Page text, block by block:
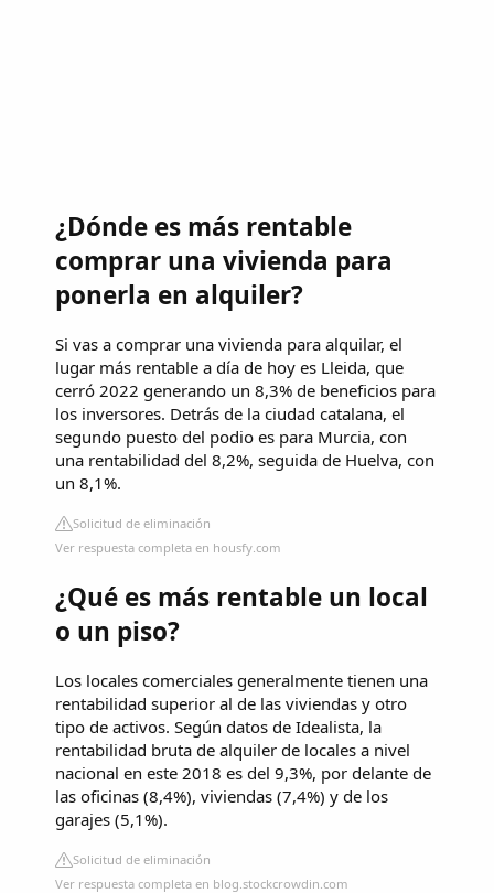
¿Dónde es más rentable
comprar una vivienda para
ponerla en alquiler?
Si vas a comprar una vivienda para alquilar, el
lugar más rentable a día de hoy es Lleida, que
cerró 2022 generando un 8,3% de beneficios para
los inversores. Detrás de la ciudad catalana, el
segundo puesto del podio es para Murcia, con
una rentabilidad del 8,2%, seguida de Huelva, con
un 8,1%.
Solicitud de eliminación
Ver respuesta completa en housfy.com
¿Qué es más rentable un local
o un piso?
Los locales comerciales generalmente tienen una
rentabilidad superior al de las viviendas y otro
tipo de activos. Según datos de Idealista, la
rentabilidad bruta de alquiler de locales a nivel
nacional en este 2018 es del 9,3%, por delante de
las oficinas (8,4%), viviendas (7,4%) y de los
garajes (5,1%).
Solicitud de eliminación
Ver respuesta completa en blog.stockcrowdin.com